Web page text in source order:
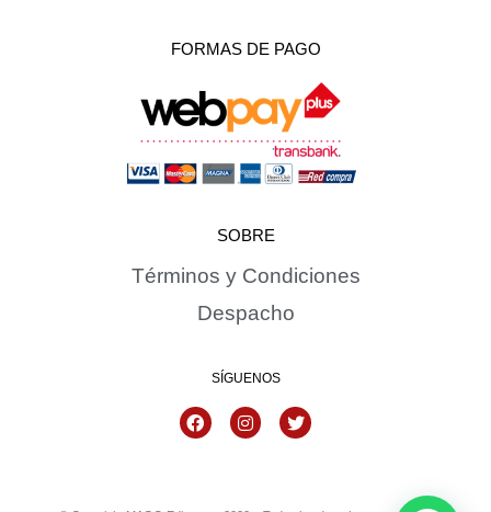
FORMAS DE PAGO
SOBRE
Términos y Condiciones
Despacho
SÍGUENOS